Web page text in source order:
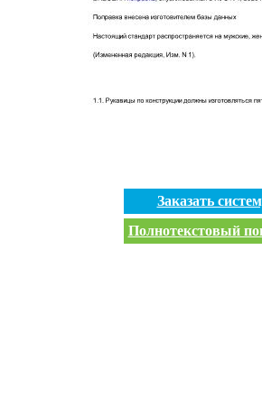
Заказать
Полнотекстовый